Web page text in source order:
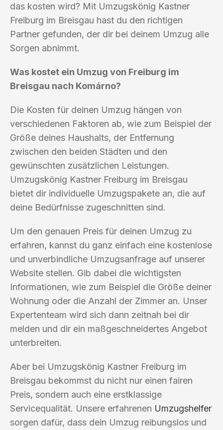
das kosten wird? Mit Umzugskönig Kastner
Freiburg im Breisgau hast du den richtigen
Partner gefunden, der dir bei deinem Umzug alle
Sorgen abnimmt.
Was kostet ein Umzug von Freiburg im
Breisgau nach Komárno?
Die Kosten für deinen Umzug hängen von
verschiedenen Faktoren ab, wie zum Beispiel der
Größe deines Haushalts, der Entfernung
zwischen den beiden Städten und den
gewünschten zusätzlichen Leistungen.
Umzugskönig Kastner Freiburg im Breisgau
bietet dir individuelle Umzugspakete an, die auf
deine Bedürfnisse zugeschnitten sind.
Um den genauen Preis für deinen Umzug zu
erfahren, kannst du ganz einfach eine kostenlose
und unverbindliche Umzugsanfrage auf unserer
Website stellen. Gib dabei die wichtigsten
Informationen, wie zum Beispiel die Größe deiner
Wohnung oder die Anzahl der Zimmer an. Unser
Expertenteam wird sich dann zeitnah bei dir
melden und dir ein maßgeschneidertes Angebot
unterbreiten.
Aber bei Umzugskönig Kastner Freiburg im
Breisgau bekommst du nicht nur einen fairen
Preis, sondern auch eine erstklassige
Servicequalität. Unsere erfahrenen Umzugshelfer
sorgen dafür, dass dein Umzug reibungslos und